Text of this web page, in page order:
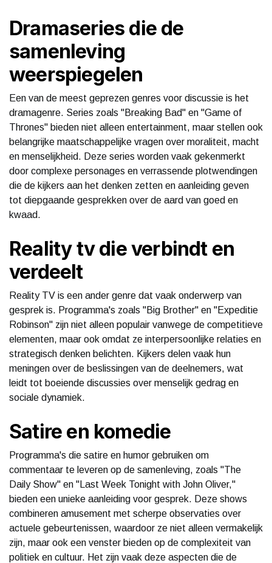
Dramaseries die de
samenleving
weerspiegelen
Een van de meest geprezen genres voor discussie is het
dramagenre. Series zoals "Breaking Bad" en "Game of
Thrones" bieden niet alleen entertainment, maar stellen ook
belangrijke maatschappelijke vragen over moraliteit, macht
en menselijkheid. Deze series worden vaak gekenmerkt
door complexe personages en verrassende plotwendingen
die de kijkers aan het denken zetten en aanleiding geven
tot diepgaande gesprekken over de aard van goed en
kwaad.
Reality tv die verbindt en
verdeelt
Reality TV is een ander genre dat vaak onderwerp van
gesprek is. Programma's zoals "Big Brother" en "Expeditie
Robinson" zijn niet alleen populair vanwege de competitieve
elementen, maar ook omdat ze interpersoonlijke relaties en
strategisch denken belichten. Kijkers delen vaak hun
meningen over de beslissingen van de deelnemers, wat
leidt tot boeiende discussies over menselijk gedrag en
sociale dynamiek.
Satire en komedie
Programma's die satire en humor gebruiken om
commentaar te leveren op de samenleving, zoals "The
Daily Show" en "Last Week Tonight with John Oliver,"
bieden een unieke aanleiding voor gesprek. Deze shows
combineren amusement met scherpe observaties over
actuele gebeurtenissen, waardoor ze niet alleen vermakelijk
zijn, maar ook een venster bieden op de complexiteit van
politiek en cultuur. Het zijn vaak deze aspecten die de